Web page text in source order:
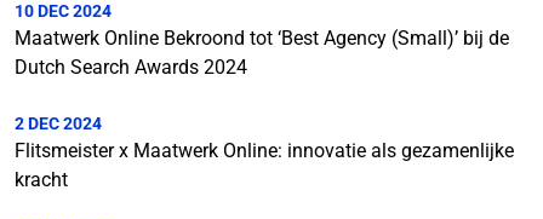
10 DEC 2024
Maatwerk Online Bekroond tot ‘Best Agency (Small)’ bij de
Dutch Search Awards 2024
2 DEC 2024
Flitsmeister x Maatwerk Online: innovatie als gezamenlijke
kracht